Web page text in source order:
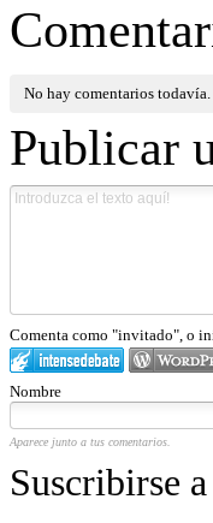
No hay comentarios todavía.
Publicar
Comenta como "invitado", o
Nombre
Aparece junto a tus comentarios.
Suscribirse a